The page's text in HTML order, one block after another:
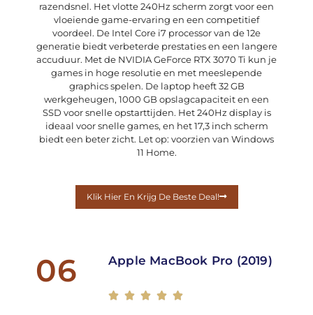
razendsnel. Het vlotte 240Hz scherm zorgt voor een
vloeiende game-ervaring en een competitief
voordeel. De Intel Core i7 processor van de 12e
generatie biedt verbeterde prestaties en een langere
accuduur. Met de NVIDIA GeForce RTX 3070 Ti kun je
games in hoge resolutie en met meeslepende
graphics spelen. De laptop heeft 32 GB
werkgeheugen, 1000 GB opslagcapaciteit en een
SSD voor snelle opstarttijden. Het 240Hz display is
ideaal voor snelle games, en het 17,3 inch scherm
biedt een beter zicht. Let op: voorzien van Windows
11 Home.
Klik Hier En Krijg De Beste Deal!
06 Apple MacBook Pro (2019)
    